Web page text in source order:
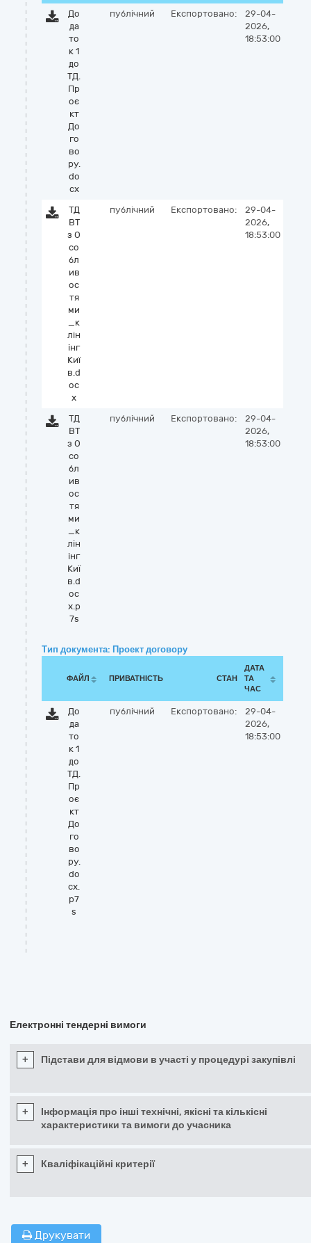
До
да
то
к 1
до
ТД.
Пр
оє
кт
До
го
во
ру.
do
cx
публічний Експортовано:
29-04-
2026,
18:53:00
ТД
ВТ
з О
со
бл
ив
ос
тя
ми
_к
лін
інг
Киї
в.d
oc
x
публічний Експортовано:
29-04-
2026,
18:53:00
ТД
ВТ
з О
со
бл
ив
ос
тя
ми
_к
лін
інг
Киї
в.d
oc
x.p
7s
публічний Експортовано:
29-04-
2026,
18:53:00
Тип документа: Проект договору
ФАЙЛ ПРИВАТНІСТЬ СТАН
ДАТА
ТА
ЧАС
До
да
то
к 1
до
ТД.
Пр
оє
кт
До
го
во
ру.
do
cx.
p7
s
публічний Експортовано:
29-04-
2026,
18:53:00
Електронні тендерні вимоги
+ Підстави для відмови в участі у процедурі закупівлі
+
Інформація про інші технічні, якісні та кількісні
характеристики та вимоги до учасника
+ Кваліфікаційні критерії
Друкувати